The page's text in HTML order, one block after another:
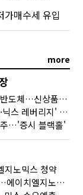
매수세 유입
more
변동성에도 키워드는 역시 반도체…신상품은 우주·방산
이번주만 50조 거래...'삼전·닉스 레버리지' 수익률은 -30%
…'증시 블랙홀'
지노믹스 청약
레몬헬스케어 코스닥 상장…에이치엘지노믹스 수요예측